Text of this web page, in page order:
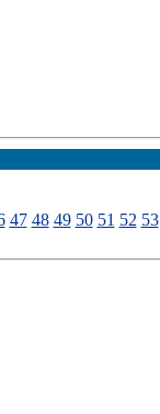
47 48 49 50 51 52 53